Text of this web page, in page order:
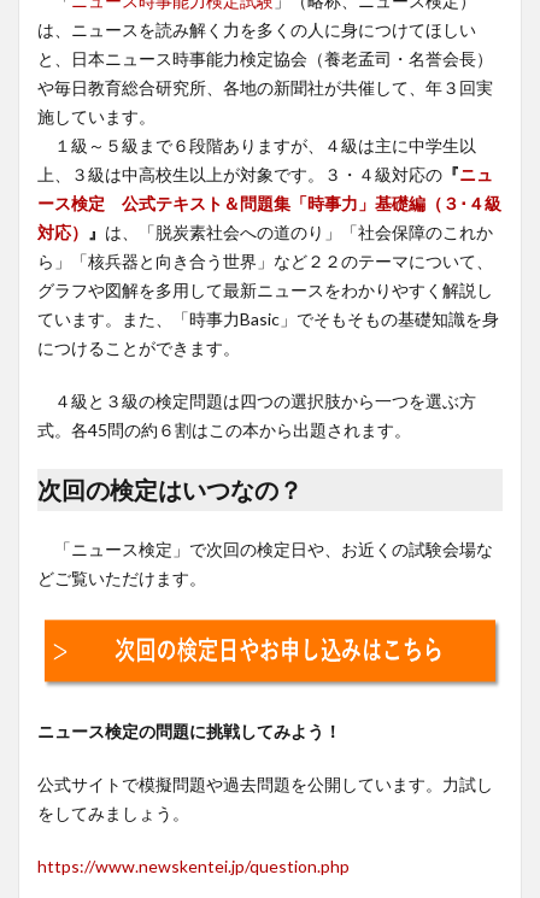
は、ニュースを読み解く力を多くの人に身につけてほしい
と、日本ニュース時事能力検定協会（養老孟司・名誉会長）
や毎日教育総合研究所、各地の新聞社が共催して、年３回実
施しています。
１級～５級まで６段階ありますが、４級は主に中学生以
上、３級は中高校生以上が対象です。３・４級対応の 『ニュ
ース検定 公式テキスト＆問題集「時事力」基礎編（３･４級
対応）
』 は、「脱炭素社会への道のり」「社会保障のこれか
ら」「核兵器と向き合う世界」など２２のテーマについて、
グラフや図解を多用して最新ニュースをわかりやすく解説し
ています。また、「時事力Basic」でそもそもの基礎知識を身
につけることができます。
４級と３級の検定問題は四つの選択肢から一つを選ぶ方
式。各45問の約６割はこの本から出題されます。
次回の検定はいつなの？
「ニュース検定」で次回の検定日や、お近くの試験会場な
どご覧いただけます。
ニュース検定の問題に挑戦してみよう！
公式サイトで模擬問題や過去問題を公開しています。力試し
をしてみましょう。
https://www.newskentei.jp/question.php